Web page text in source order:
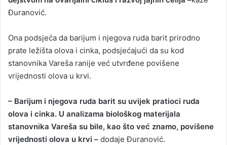
Đuranović.
Ona podsjeća da barijum i njegova ruda barit prirodno
prate ležišta olova i cinka, podsjećajući da su kod
stanovnika Vareša ranije već utvrđene povišene
vrijednosti olova u krvi.
– Barijum i njegova ruda barit su uvijek pratioci ruda
olova i cinka. U analizama biološkog materijala
stanovnika Vareša su bile, kao što već znamo, povišene
vrijednosti olova u krvi – dodaje Đuranović.